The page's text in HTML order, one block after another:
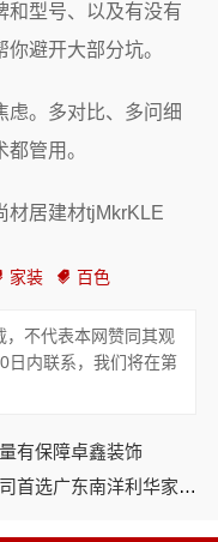
和型号、以及有没有
避开大部分坑。
虑。多对比、多问细
管用。
材居建材tjMkrKLE
家装 百色
，不代表本网赞同其观
日内联系，我们将在第
有保障卓鑫装饰
南洋利华家居建材有限公司